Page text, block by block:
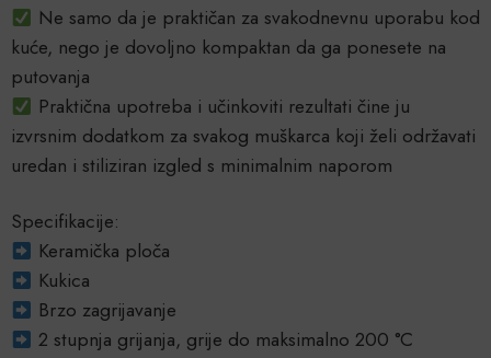
Ne samo da je praktičan za svakodnevnu uporabu kod
kuće, nego je dovoljno kompaktan da ga ponesete na
putovanja
Praktična upotreba i učinkoviti rezultati čine ju
izvrsnim dodatkom za svakog muškarca koji želi održavati
uredan i stiliziran izgled s minimalnim naporom
Specifikacije:
Keramička ploča
Kukica
Brzo zagrijavanje
2 stupnja grijanja, grije do maksimalno 200 °C